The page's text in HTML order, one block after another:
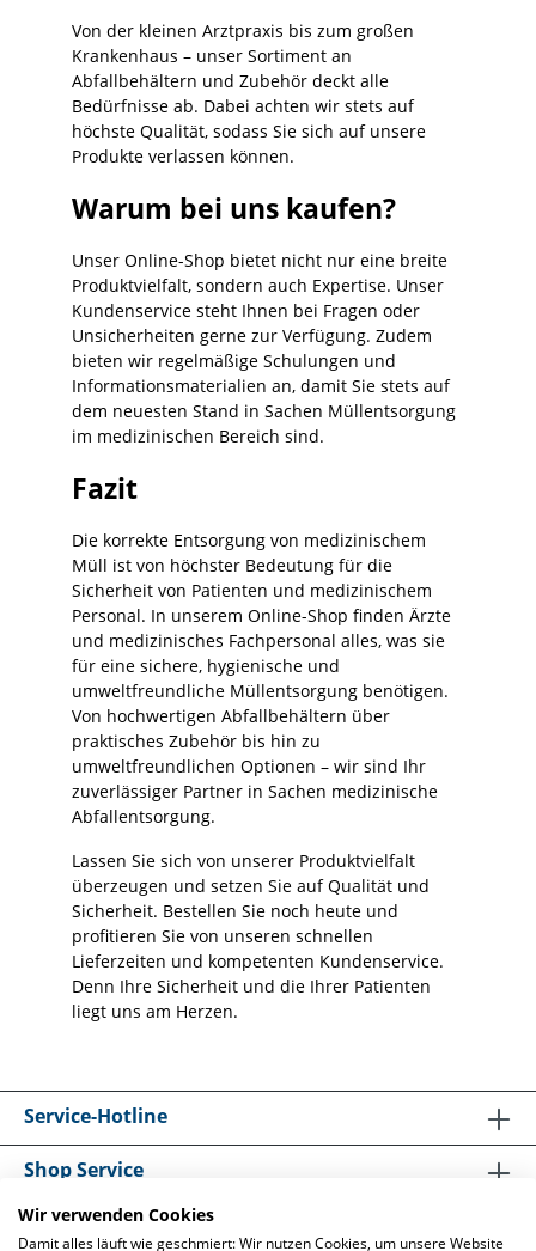
Von der kleinen Arztpraxis bis zum großen
Krankenhaus – unser Sortiment an
Abfallbehältern und Zubehör deckt alle
Bedürfnisse ab. Dabei achten wir stets auf
höchste Qualität, sodass Sie sich auf unsere
Produkte verlassen können.
Warum bei uns kaufen?
Unser Online-Shop bietet nicht nur eine breite
Produktvielfalt, sondern auch Expertise. Unser
Kundenservice steht Ihnen bei Fragen oder
Unsicherheiten gerne zur Verfügung. Zudem
bieten wir regelmäßige Schulungen und
Informationsmaterialien an, damit Sie stets auf
dem neuesten Stand in Sachen Müllentsorgung
im medizinischen Bereich sind.
Fazit
Die korrekte Entsorgung von medizinischem
Müll ist von höchster Bedeutung für die
Sicherheit von Patienten und medizinischem
Personal. In unserem Online-Shop finden Ärzte
und medizinisches Fachpersonal alles, was sie
für eine sichere, hygienische und
umweltfreundliche Müllentsorgung benötigen.
Von hochwertigen Abfallbehältern über
praktisches Zubehör bis hin zu
umweltfreundlichen Optionen – wir sind Ihr
zuverlässiger Partner in Sachen medizinische
Abfallentsorgung.
Lassen Sie sich von unserer Produktvielfalt
überzeugen und setzen Sie auf Qualität und
Sicherheit. Bestellen Sie noch heute und
profitieren Sie von unseren schnellen
Lieferzeiten und kompetenten Kundenservice.
Denn Ihre Sicherheit und die Ihrer Patienten
liegt uns am Herzen.
Service-Hotline
Shop Service
Informationen
Wir verwenden Cookies
Damit alles läuft wie geschmiert: Wir nutzen Cookies, um unsere Website